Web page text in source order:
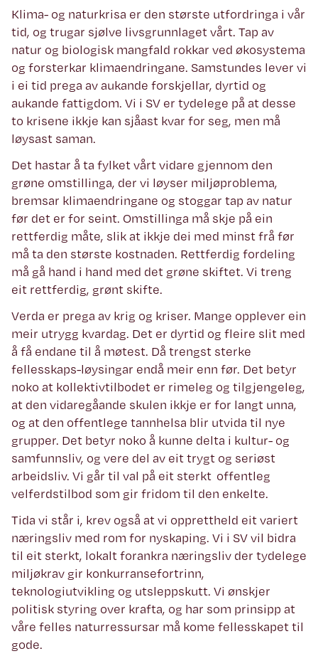
Klima- og naturkrisa er den største utfordringa i vår
tid, og trugar sjølve livsgrunnlaget vårt. Tap av
natur og biologisk mangfald rokkar ved økosystema
og forsterkar klimaendringane. Samstundes lever vi
i ei tid prega av aukande forskjellar, dyrtid og
aukande fattigdom. Vi i SV er tydelege på at desse
to krisene ikkje kan sjåast kvar for seg, men må
løysast saman.
Det hastar å ta fylket vårt vidare gjennom den
grøne omstillinga, der vi løyser miljøproblema,
bremsar klimaendringane og stoggar tap av natur
før det er for seint. Omstillinga må skje på ein
rettferdig måte, slik at ikkje dei med minst frå før
må ta den største kostnaden. Rettferdig fordeling
må gå hand i hand med det grøne skiftet. Vi treng
eit rettferdig, grønt skifte.
Verda er prega av krig og kriser. Mange opplever ein
meir utrygg kvardag. Det er dyrtid og fleire slit med
å få endane til å møtest. Då trengst sterke
fellesskaps-løysingar endå meir enn før. Det betyr
noko at kollektivtilbodet er rimeleg og tilgjengeleg,
at den vidaregåande skulen ikkje er for langt unna,
og at den offentlege tannhelsa blir utvida til nye
grupper. Det betyr noko å kunne delta i kultur- og
samfunnsliv, og vere del av eit trygt og seriøst
arbeidsliv. Vi går til val på eit sterkt offentleg
velferdstilbod som gir fridom til den enkelte.
Tida vi står i, krev også at vi opprettheld eit variert
næringsliv med rom for nyskaping. Vi i SV vil bidra
til eit sterkt, lokalt forankra næringsliv der tydelege
miljøkrav gir konkurransefortrinn,
teknologiutvikling og utsleppskutt. Vi ønskjer
politisk styring over krafta, og har som prinsipp at
våre felles naturressursar må kome fellesskapet til
gode.